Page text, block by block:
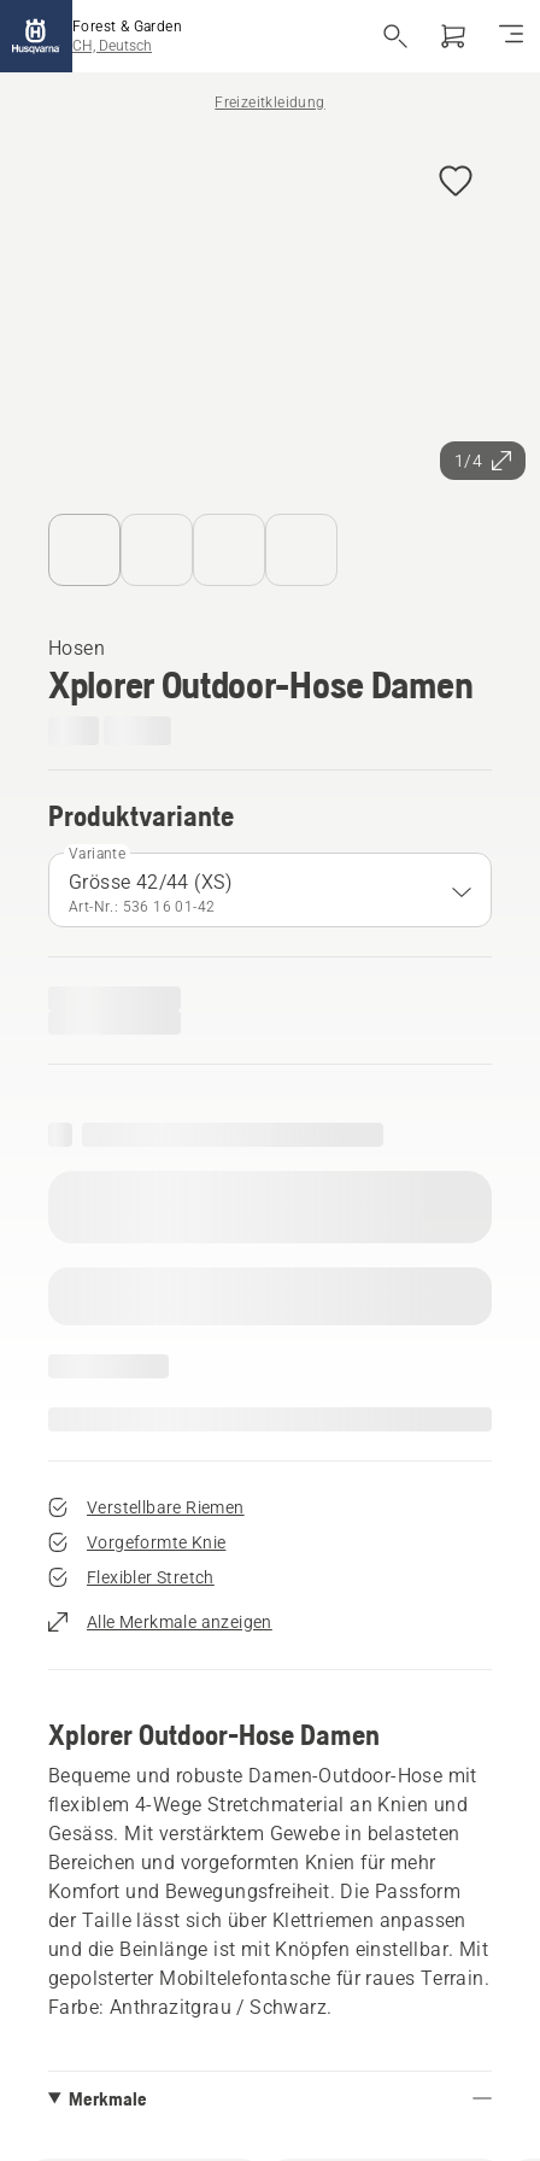
Forest & Garden
CH, Deutsch
Freizeitkleidung
1/4
Hosen
Xplorer Outdoor-Hose Damen
Produktvariante
Variante
Grösse 42/44 (XS)
Art-Nr.: 536 16 01‑42
Verstellbare Riemen
Vorgeformte Knie
Flexibler Stretch
Alle Merkmale anzeigen
Xplorer Outdoor-Hose Damen
Bequeme und robuste Damen-Outdoor-Hose mit
flexiblem 4-Wege Stretchmaterial an Knien und
Gesäss. Mit verstärktem Gewebe in belasteten
Bereichen und vorgeformten Knien für mehr
Komfort und Bewegungsfreiheit. Die Passform
der Taille lässt sich über Klettriemen anpassen
und die Beinlänge ist mit Knöpfen einstellbar. Mit
gepolsterter Mobiltelefontasche für raues Terrain.
Farbe: Anthrazitgrau / Schwarz.
Merkmale